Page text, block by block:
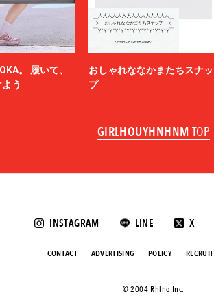
。 履いて、
う
おしゃれななかまたちスナッ
プ
GIRLHOUYHNHNM TOP
INSTAGRAM LINE X
CONTACT ADVERTISING POLICY RECRUIT
©️ 2004 Rhino Inc.